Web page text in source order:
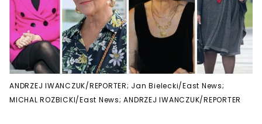
ANDRZEJ IWANCZUK/REPORTER; Jan Bielecki/East News;
MICHAL ROZBICKI/East News; ANDRZEJ IWANCZUK/REPORTER